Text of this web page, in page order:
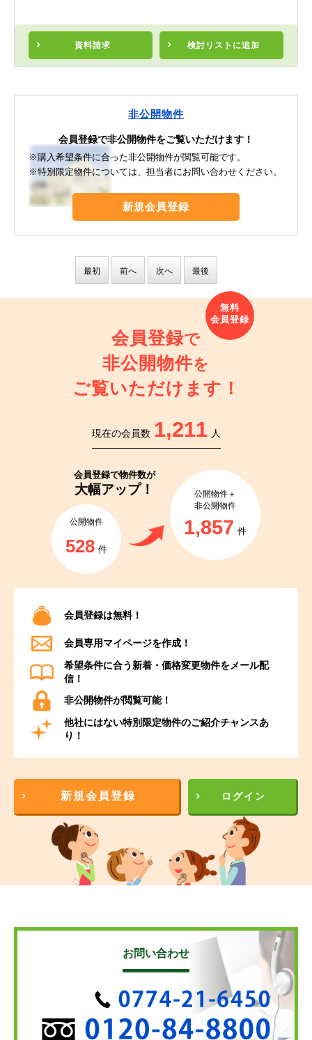
資料請求 検討リスト に追加
非公開物件
会員登録で非公開物件をご覧いただけます！
※購入希望条件に合った非公開物件が閲覧可能です。
※特別限定物件については、担当者にお問い合わせください。
新規会員登録
最初 前へ 次へ 最後
会員登録で
非公開物件を
ご覧いただけます！
現在の会員数 1,211 人
会員登録で物件数が
大幅アップ！
公開物件
528 件
公開物件＋
非公開物件
1,857 件
会員登録は無料！
会員専用マイページを作成！
希望条件に合う新着・価格変更物件をメール配
信！
非公開物件が閲覧可能！
他社にはない特別限定物件のご紹介チャンスあ
り！
新規会員登録 ログイン
お問い合わせ